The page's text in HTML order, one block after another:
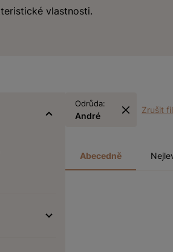
vlastnosti.
Odrůda:
André
Zrušit
Abecedně